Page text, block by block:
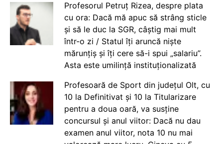
Profesorul Petruț Rizea, despre plata
cu ora: Dacă mă apuc să strâng sticle
și să le duc la SGR, câștig mai mult
într-o zi / Statul îți aruncă niște
mărunțiș și îți cere să-i spui „salariu”.
Asta este umilință instituționalizată
Profesoară de Sport din județul Olt, cu
10 la Definitivat și 10 la Titularizare
pentru a doua oară, va susține
concursul și anul viitor: Dacă nu dau
examen anul viitor, nota 10 nu mai